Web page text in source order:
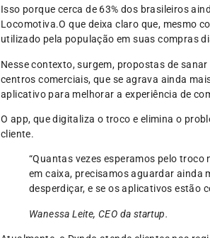
Isso porque cerca de 63% dos brasileiros
Locomotiva.O que deixa claro que, mesmo
utilizado pela população em suas compras
Nesse contexto, surgem, propostas de
centros comerciais, que se agrava ainda
aplicativo para melhorar a experiência de
O app, que digitaliza o troco e elimina o
cliente.
“Quantas vezes esperamos pelo
em caixa, precisamos aguardar ainda
desperdiçar, e se os aplicativos estão
Wanessa Leite, CEO da startup.